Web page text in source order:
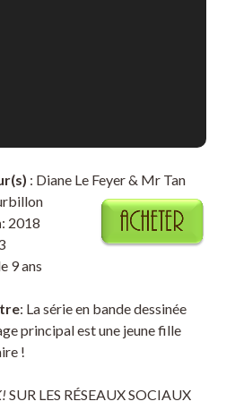
: Diane Le Feyer & Mr Tan
: 2018
9 ans
: La série en bande dessinée
principal est une jeune fille
!
SUR LES RÉSEAUX SOCIAUX